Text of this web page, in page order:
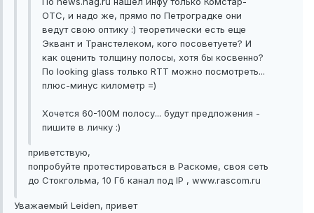
ОТС, и надо же, прямо по Петроградке они
ведут свою оптику :) теоретически есть еще
Эквант и Транстелеком, кого посоветуете? И
как оценить толщину полосы, хотя бы косвенно?
По looking glass только RTT можно посмотреть...
плюс-минус километр =)
Хочется 60-100М полосу... будут предложения -
пишите в личку :)
приветствую,
попробуйте протестироваться в Раскоме, своя сеть
до Стокгольма, 10 Гб канал под IP , www.rascom.ru
Уважаемый Leiden, привет